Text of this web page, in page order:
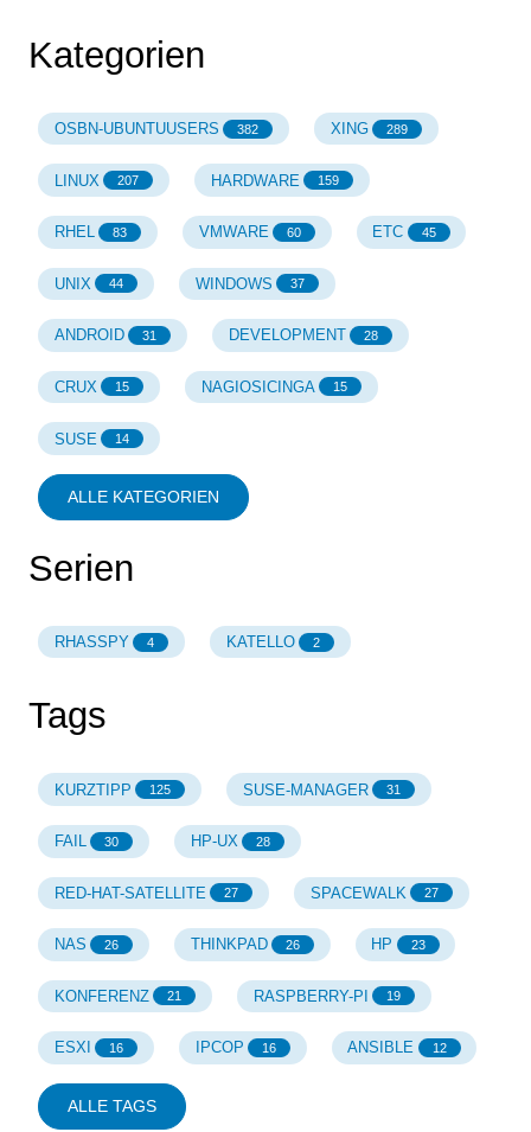
Kategorien
OSBN-UBUNTUUSERS 382 XING 289
LINUX 207 HARDWARE 159
RHEL 83 VMWARE 60 ETC 45
UNIX 44 WINDOWS 37
ANDROID 31 DEVELOPMENT 28
CRUX 15 NAGIOSICINGA 15
SUSE 14
ALLE KATEGORIEN
Serien
RHASSPY 4 KATELLO 2
Tags
KURZTIPP 125 SUSE-MANAGER 31
FAIL 30 HP-UX 28
RED-HAT-SATELLITE 27 SPACEWALK 27
NAS 26 THINKPAD 26 HP 23
KONFERENZ 21 RASPBERRY-PI 19
ESXI 16 IPCOP 16 ANSIBLE 12
ALLE TAGS